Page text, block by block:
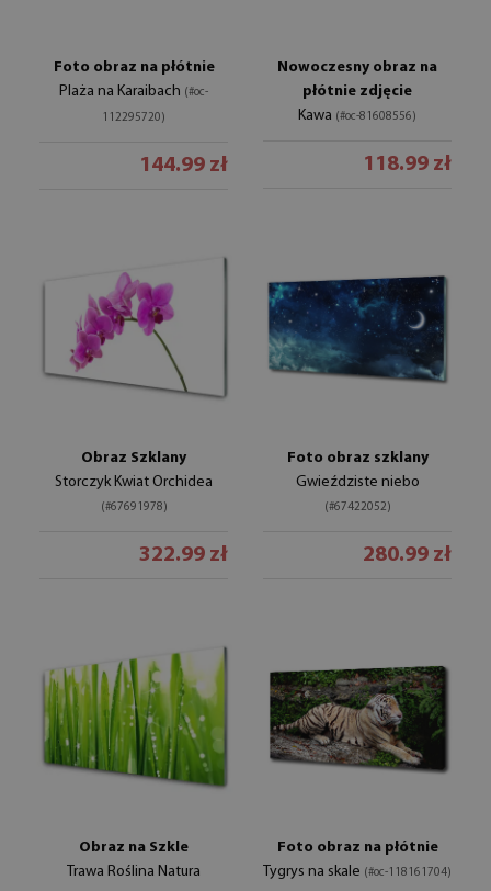
Foto obraz na płótnie
Plaża na Karaibach (#oc-
112295720)
144.99 zł
Nowoczesny obraz na
płótnie zdjęcie
Kawa (#oc-81608556)
118.99 zł
Obraz Szklany
Storczyk Kwiat Orchidea
(#67691978)
322.99 zł
Foto obraz szklany
Gwieździste niebo
(#67422052)
280.99 zł
Obraz na Szkle
Trawa Roślina Natura
Foto obraz na płótnie
Tygrys na skale (#oc-118161704)